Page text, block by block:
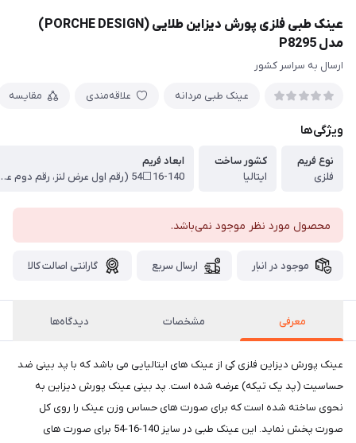
عینک طبی فلزی پورش دیزاین طلایی (PORCHE DESIGN)
مدل P8295
ارسال به سراسر کشور
عینک طبی مردانه علاقه‌مندی مقایسه
ویژگی‌ها
نوع فریم
فلزی
کشور ساخت
ایتالیا
ابعاد فریم
16-140⬜54 (رقم اول عرض لنز،
محصول مورد نظر موجود نمی‌باشد.
موجود در انبار ارسال سریع گارانتی اصالت کالا
معرفی مشخصات دیدگاه‌ها
عینک پورش دیزاین فلزی کی از عینک های ایتالیایی می باشد که با پد بینی ضد
حساسیت (پد یک تیکه) عرضه شده است. پد بینی عینک پورش دیزاین به
نحوی ساخته شده است که برای صورت های حساس وزن عینک را روی کل
صورت پخش نماید. این عینک طبی در سایز 140-16-54 برای صورت های